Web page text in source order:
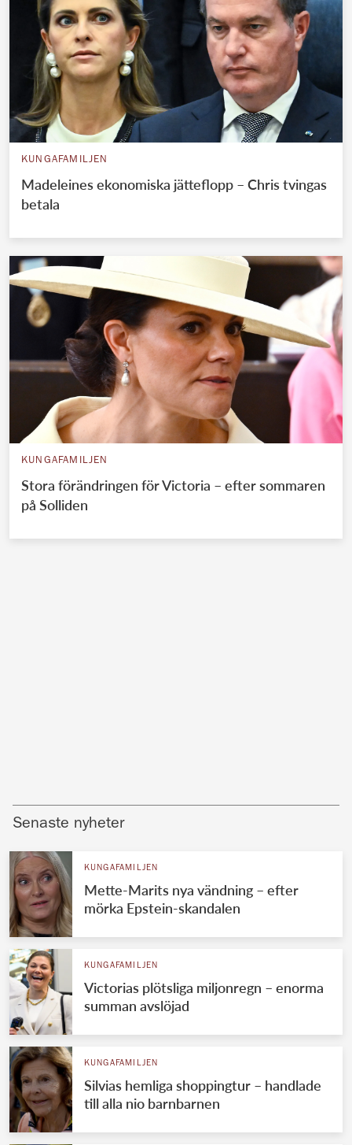
KUNGAFAMILJEN
Madeleines ekonomiska jätteflopp – Chris tvingas
betala
KUNGAFAMILJEN
Stora förändringen för Victoria – efter sommaren
på Solliden
Senaste nyheter
KUNGAFAMILJEN
Mette-Marits nya vändning – efter
mörka Epstein-skandalen
KUNGAFAMILJEN
Victorias plötsliga miljonregn – enorma
summan avslöjad
KUNGAFAMILJEN
Silvias hemliga shoppingtur – handlade
till alla nio barnbarnen